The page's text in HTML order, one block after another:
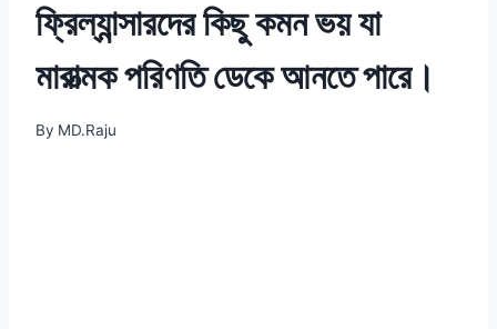
ফ্রিল্যান্সারদের কিছু কমন ভয় যা
মারাত্মক পরিণতি ডেকে আনতে পারে।
By MD.Raju